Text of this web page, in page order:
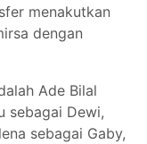
menakutkan
dengan
Ade Bilal
sebagai Dewi,
sebagai Gaby,